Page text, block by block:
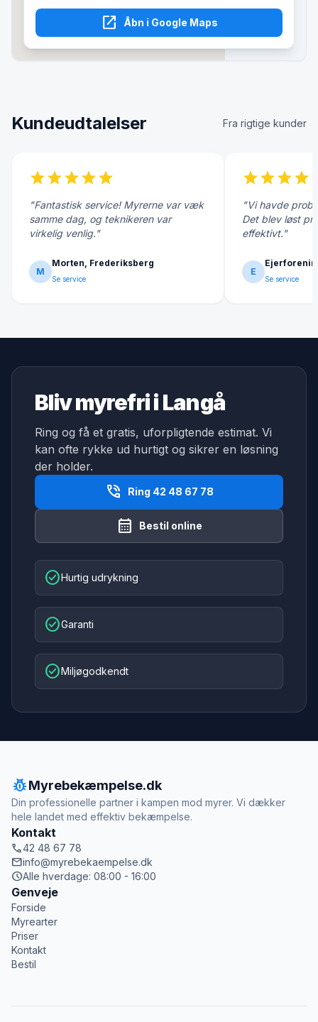
open_in_new Åbn i Google Maps
Kundeudtalelser Fra rigtige kunder
starstarstarstarstar
"Fantastisk service! Myrerne var væk
samme dag, og teknikeren var
virkelig venlig."
M
Morten, Frederiksberg
Se service
starstarstarstar
"Vi havde
Det blev løst
effektivt."
E
Se service
Bliv myrefri i Langå
Ring og få et gratis, uforpligtende estimat. Vi
kan ofte rykke ud hurtigt og sikrer en løsning
der holder.
phone_in_talk Ring 42 48 67 78
calendar_month Bestil online
check_circleHurtig udrykning
check_circleGaranti
check_circleMiljøgodkendt
pest_controlMyrebekæmpelse.dk
Din professionelle partner i kampen mod myrer. Vi dækker
hele landet med effektiv bekæmpelse.
Kontakt
call42 48 67 78
mailinfo@myrebekaempelse.dk
scheduleAlle hverdage: 08:00 - 16:00
Genveje
Forside
Myrearter
Priser
Kontakt
Bestil